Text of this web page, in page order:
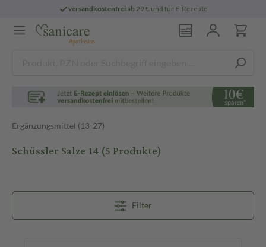
versandkostenfreiab 29 € und für E-Rezepte
Ergänzungsmittel (13-27)
Schüssler Salze 14(5 Produkte)
Filter